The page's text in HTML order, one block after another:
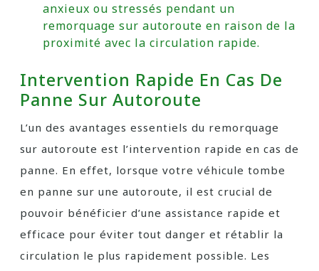
anxieux ou stressés pendant un
remorquage sur autoroute en raison de la
proximité avec la circulation rapide.
Intervention Rapide En Cas De
Panne Sur Autoroute
L’un des avantages essentiels du remorquage
sur autoroute est l’intervention rapide en cas de
panne. En effet, lorsque votre véhicule tombe
en panne sur une autoroute, il est crucial de
pouvoir bénéficier d’une assistance rapide et
efficace pour éviter tout danger et rétablir la
circulation le plus rapidement possible. Les